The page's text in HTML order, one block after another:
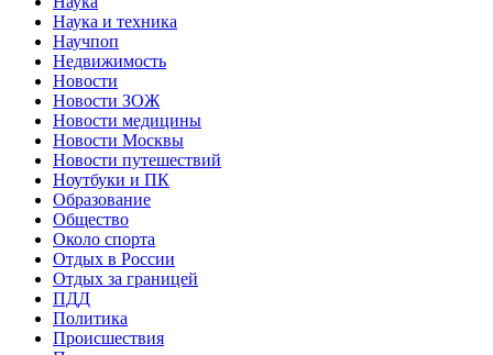
Наука и техника
Научпоп
Недвижимость
Новости
Новости ЗОЖ
Новости медицины
Новости Москвы
Новости путешествий
Ноутбуки и ПК
Образование
Общество
Около спорта
Отдых в России
Отдых за границей
ПДД
Политика
Происшествия